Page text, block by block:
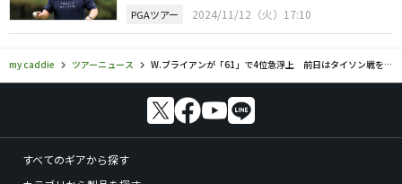
PGAツアー 2024/11/12（火）17:10
my caddie ツアーニュース W.ブライアンが「61」で4位急浮上 前日はタイソン戦を夜遅くまで観戦
すべてのギアから探す